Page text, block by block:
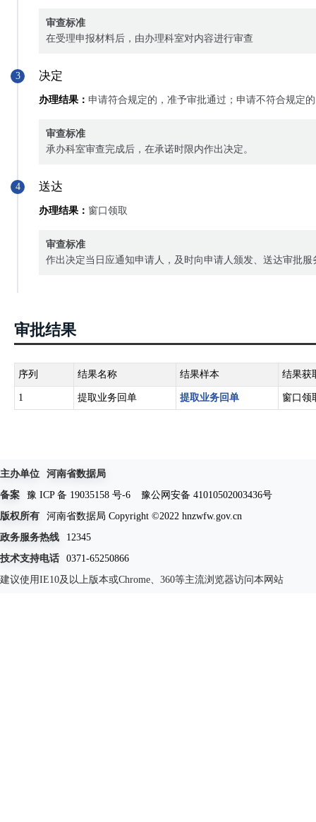
审查标准
在受理申报材料后，由办理科室对内容进行审查
3 决定
办理结果： 申请符合规定的，准予审批通过；申请不符合规定
审查标准
承办科室审查完成后，在承诺时限内作出决定。
4 送达
办理结果： 窗口领取
审查标准
作出决定当日应通知申请人，及时向申请人颁发、送达审批服
审批结果
序列 结果名称 结果样本 结果获
1 提取业务回单 提取业务回单 窗口领
主办单位
河南省数据局
备案
豫 ICP 备 19035158 号-6
豫公网安备 41010502003436号
版权所有
河南省数据局 Copyright ©2022 hnzwfw.gov.cn
政务服务热线
12345
技术支持电话
0371-65250866
建议使用IE10及以上版本或Chrome、360等主流浏览器访问本网站